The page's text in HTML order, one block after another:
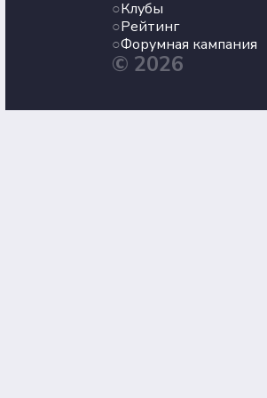
Клубы
Рейтинг
Форумная кампания
© 2026